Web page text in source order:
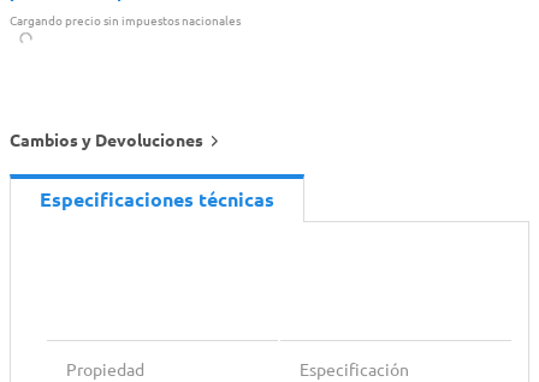
Cargando precio sin impuestos nacionales
Cambios y Devoluciones
Especificaciones técnicas
Propiedad Especificación